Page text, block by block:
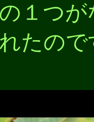
１つ
たの